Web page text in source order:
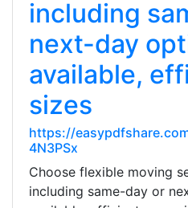
including
next-day
available,
sizes
https://
4N3PSx
Choose flexible moving
including same-day or